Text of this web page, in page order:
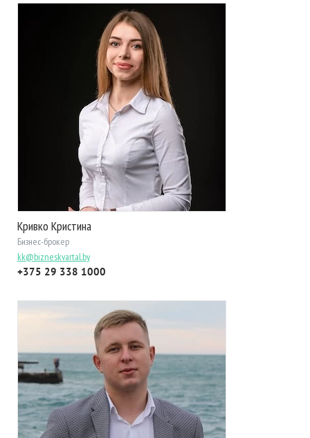
Кривко Кристина
Бизнес-брокер
kk@bizneskvartal.by
+375 29 338 1000